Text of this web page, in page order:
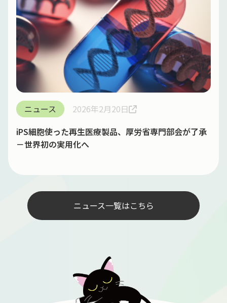
ニュース
2026年2月20日
iPS細胞使った再生医療製品、厚労省専門部会が了承
－世界初の実用化へ
ニュース一覧はこちら